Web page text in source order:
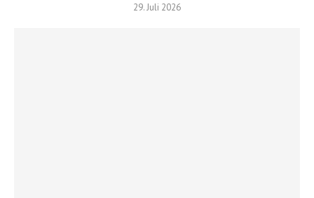
29. Juli 2026